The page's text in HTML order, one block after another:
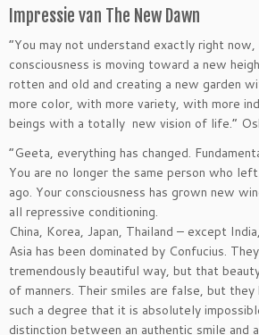
Impressie van The New Dawn
“You may not understand exactly right now,
consciousness is moving toward a new
rotten and old and creating a new garden
more color, with more variety, with more
beings with a totally new vision of life.”
“Geeta, everything has changed.
You are no longer the same person who
ago. Your consciousness has grown new
all repressive conditioning.
China, Korea, Japan, Thailand – except
Asia has been dominated by Confucius.
tremendously beautiful way, but that
of manners. Their smiles are false, but
such a degree that it is absolutely
distinction between an authentic smile and